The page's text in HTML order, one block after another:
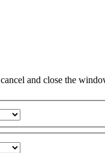
and close the